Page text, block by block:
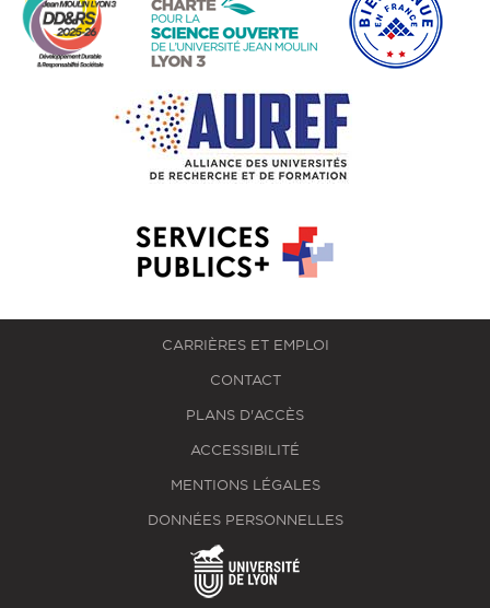
CARRIÈRES ET EMPLOI
CONTACT
PLANS D'ACCÈS
ACCESSIBILITÉ
MENTIONS LÉGALES
DONNÉES PERSONNELLES